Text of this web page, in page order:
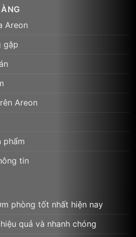
Areon
gặp
Areon
phẩm
tin
phòng tốt nhất hiện nay
quả và nhanh chóng